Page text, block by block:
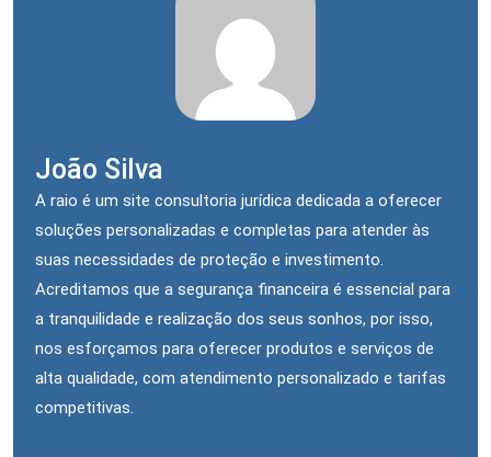
João Silva
A raio é um site consultoria jurídica dedicada a oferecer
soluções personalizadas e completas para atender às
suas necessidades de proteção e investimento.
Acreditamos que a segurança financeira é essencial para
a tranquilidade e realização dos seus sonhos, por isso,
nos esforçamos para oferecer produtos e serviços de
alta qualidade, com atendimento personalizado e tarifas
competitivas.